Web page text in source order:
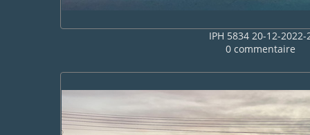
IPH 5834 20-12-2022-
0 commentaire